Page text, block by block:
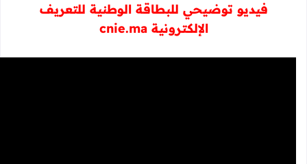
فيديو توضيحي للبطاقة الوطنية للتعريف
الإلكترونية cnie.ma